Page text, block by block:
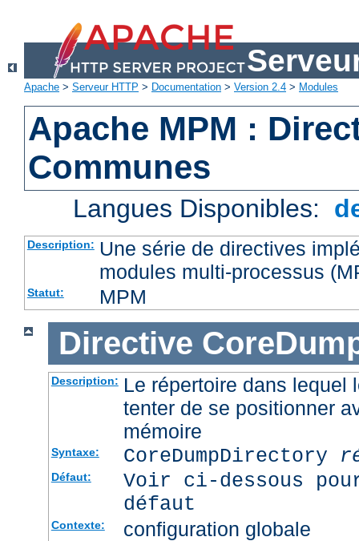
Apache > Serveur HTTP > Documentation > Version 2.4 > Modules
Apache MPM :
Communes
Langues Disponibles:
Description: Une série de directives
modules multi-processus
Statut: MPM
Directive
Description: Le répertoire dans lequel
tenter de se positionner
mémoire
Syntaxe: CoreDumpDirectory
Défaut:
Voir ci-dessous
défaut
Contexte: configuration globale